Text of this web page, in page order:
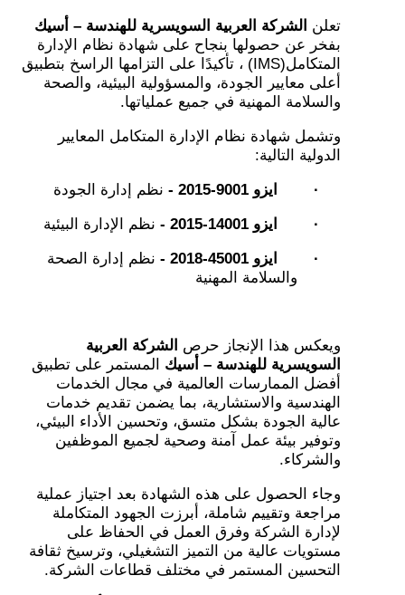
تعلن الشركة العربية السويسرية للهندسة – أسيك
بفخر عن حصولها بنجاح على شهادة نظام الإدارة
المتكامل(IMS) ، تأكيدًا على التزامها الراسخ بتطبيق
أعلى معايير الجودة، والمسؤولية البيئية، والصحة
والسلامة المهنية في جميع عملياتها.
وتشمل شهادة نظام الإدارة المتكامل المعايير
الدولية التالية:
·
ايزو 9001 -2015 -
نظم إدارة الجودة
·
ايزو 14001 -2015 -
نظم الإدارة البيئية
·
ايزو 45001 -2018 -
نظم إدارة الصحة
والسلامة المهنية
ويعكس هذا الإنجاز حرص الشركة العربية
السويسرية للهندسة – أسيك المستمر على تطبيق
أفضل الممارسات العالمية في مجال الخدمات
الهندسية والاستشارية، بما يضمن تقديم خدمات
عالية الجودة بشكل متسق، وتحسين الأداء البيئي،
وتوفير بيئة عمل آمنة وصحية لجميع الموظفين
والشركاء.
وجاء الحصول على هذه الشهادة بعد اجتياز عملية
مراجعة وتقييم شاملة، أبرزت الجهود المتكاملة
لإدارة الشركة وفرق العمل في الحفاظ على
مستويات عالية من التميز التشغيلي، وترسيخ ثقافة
التحسين المستمر في مختلف قطاعات الشركة.